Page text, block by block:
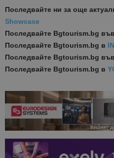
Последвайте ни за още
Showcase
Последвайте Bgtourism.bg във
Последвайте Bgtourism.bg в
Последвайте Bgtourism.bg във
Последвайте Bgtourism.bg в